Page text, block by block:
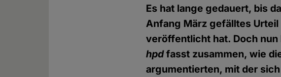
Es hat lange gedauert, bis
Anfang März gefälltes
veröffentlicht hat. Doch
hpdfasst zusammen, wie
argumentierten, mit der